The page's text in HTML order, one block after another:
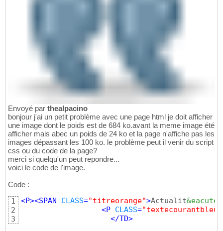
Envoyé par thealpacino
bonjour j'ai un petit problème avec une page html je doit afficher
une image dont le poids est de 684 ko.avant la meme image été
afficher mais abec un poids de 24 ko et la page n'affiche pas les
images dépassant les 100 ko. le problème peut il venir du script
css ou du code de la page?
merci si quelqu'un peut repondre...
voici le code de l'image.
Code :
1
2
3
<P><SPAN CLASS="titreorange">Actualit&eacute;
<P CLASS="textecourantbleu"
</TD>